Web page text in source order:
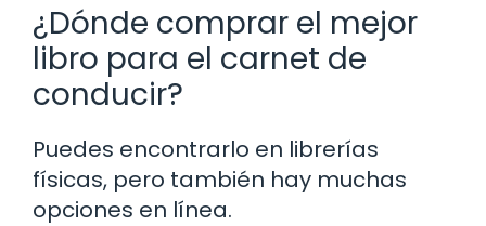
¿Dónde comprar el mejor
libro para el carnet de
conducir?
Puedes encontrarlo en librerías
físicas, pero también hay muchas
opciones en línea.